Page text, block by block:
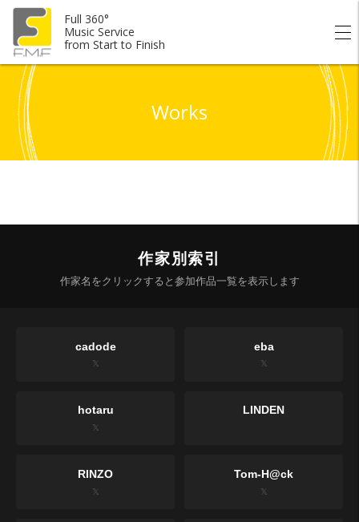
Full 360°
Music Service
from Start to Finish
Works
作家別索引
作家名をクリックすると参加作品一覧を表示します
cadode
𝕏
eba
𝕏
hotaru
𝕏
LINDEN
RINZO
𝕏
Tom-H@ck
𝕏